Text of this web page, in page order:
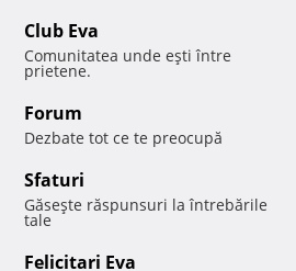
Club Eva
Comunitatea unde eşti între
prietene.
Forum
Dezbate tot ce te preocupă
Sfaturi
Găseşte răspunsuri la întrebările
tale
Felicitari Eva